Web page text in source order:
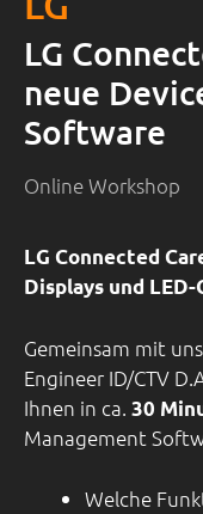
LG
neue
Software
Online Workshop
LG Connected
Displays und
Gemeinsam mit
Engineer ID/CTV
Ihnen in ca. 30
Management
Welche